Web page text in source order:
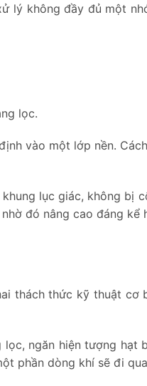
lý không đầy đủ một
lọc.
vào một lớp nền.
lục giác, không bị
đó nâng cao đáng kể
thách thức kỹ thuật cơ
ngăn hiện tượng hạt
phần dòng khí sẽ đi